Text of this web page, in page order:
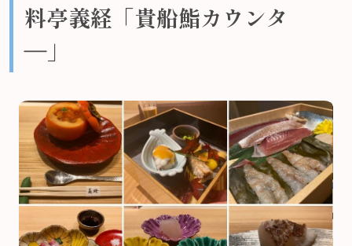
料亭義経「貴船鮨カウンタ
―」